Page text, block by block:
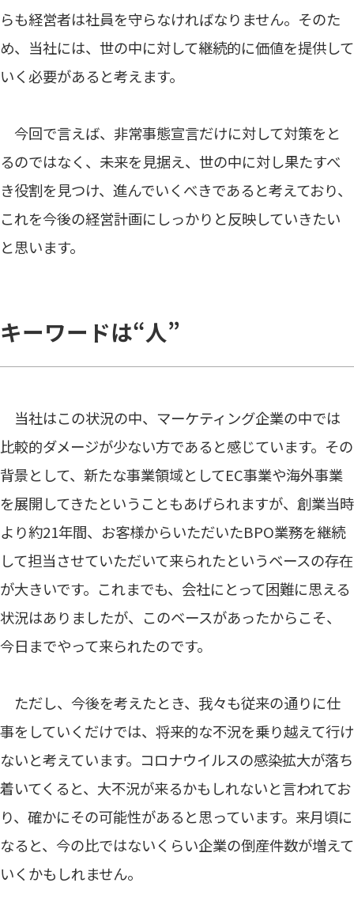
らも経営者は社員を守らなければなりません。そのた
め、当社には、世の中に対して継続的に価値を提供して
いく必要があると考えます。
今回で言えば、非常事態宣言だけに対して対策をと
るのではなく、未来を見据え、世の中に対し果たすべ
き役割を見つけ、進んでいくべきであると考えており、
これを今後の経営計画にしっかりと反映していきたい
と思います。
キーワードは“人”
当社はこの状況の中、マーケティング企業の中では
比較的ダメージが少ない方であると感じています。その
背景として、新たな事業領域としてEC事業や海外事業
を展開してきたということもあげられますが、創業当時
より約21年間、お客様からいただいたBPO業務を継続
して担当させていただいて来られたというベースの存在
が大きいです。これまでも、会社にとって困難に思える
状況はありましたが、このベースがあったからこそ、
今日までやって来られたのです。
ただし、今後を考えたとき、我々も従来の通りに仕
事をしていくだけでは、将来的な不況を乗り越えて行け
ないと考えています。コロナウイルスの感染拡大が落ち
着いてくると、大不況が来るかもしれないと言われてお
り、確かにその可能性があると思っています。来月頃に
なると、今の比ではないくらい企業の倒産件数が増えて
いくかもしれません。